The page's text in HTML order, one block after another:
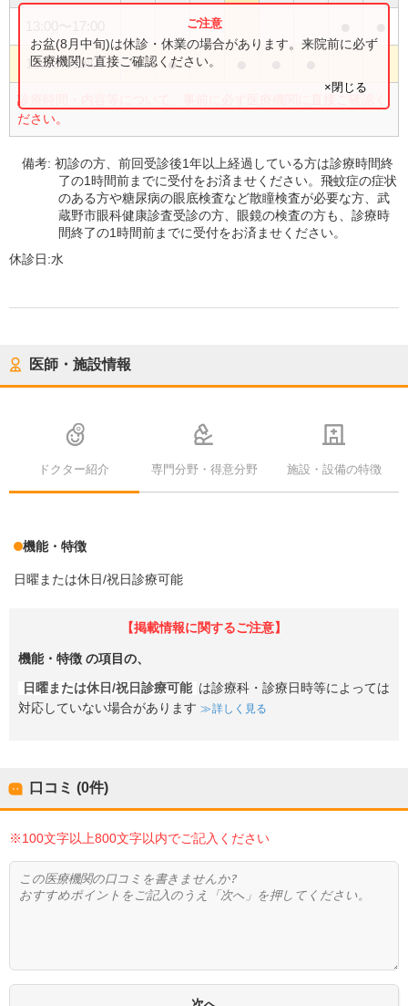
13:00〜19:00 ● ●
診療時間・内容等について、事前に必ず医療機関に直接ご確認く
ださい。
お盆(8月中旬)は休診・休業の場合があります。来院前に必ず
医療機関に直接ご確認ください。
×閉じる
備考:初診の方、前回受診後1年以上経過している方は診療時間終
了の1時間前までに受付をお済ませください。飛蚊症の症状
のある方や糖尿病の眼底検査など散瞳検査が必要な方、武
蔵野市眼科健康診査受診の方、眼鏡の検査の方も、診療時
間終了の1時間前までに受付をお済ませください。
休診日:水
医師・施設情報
ドクター紹介 専門分野・得意分野 施設・設備の特徴
機能・特徴
日曜または休日/祝日診療可能
【掲載情報に関するご注意】
機能・特徴 の項目の、
日曜または休日/祝日診療可能 は診療科・診療日時等によっては
対応していない場合があります
詳しく見る
口コミ (0件)
※100文字以上800文字以内でご記入ください